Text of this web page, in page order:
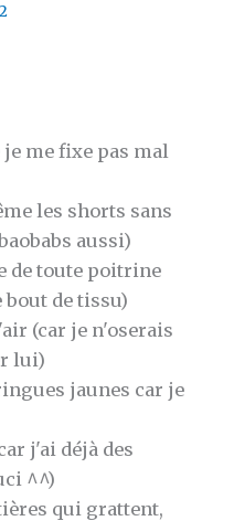
me fixe pas mal
les shorts sans
aussi)
de toute poitrine
de tissu)
(car je n'oserais
lui)
jaunes car je
j'ai déjà des
^^)
qui grattent,